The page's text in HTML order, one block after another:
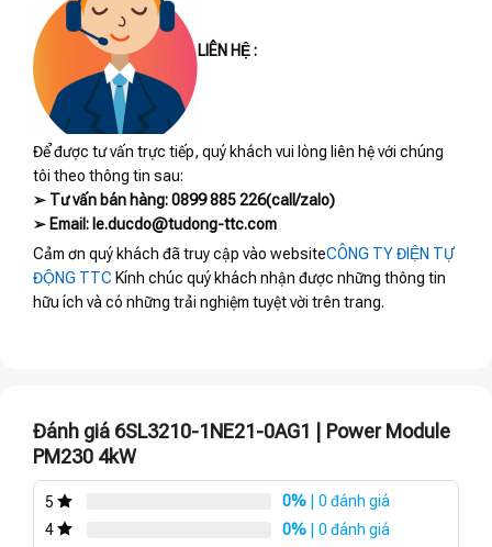
LIÊN HỆ :
Để được tư vấn trực tiếp, quý khách vui lòng liên hệ với chúng
tôi theo thông tin sau:
➢ Tư vấn bán hàng: 0899 885 226(call/zalo)
➢ Email: le.ducdo@tudong-ttc.com
Cảm ơn quý khách đã truy cập vào websiteCÔNG TY ĐIỆN TỰ
ĐỘNG TTC Kính chúc quý khách nhận được những thông tin
hữu ích và có những trải nghiệm tuyệt vời trên trang.
Đánh giá 6SL3210-1NE21-0AG1 | Power Module
PM230 4kW
5 0% | 0 đánh giá
4
0% | 0 đánh giá